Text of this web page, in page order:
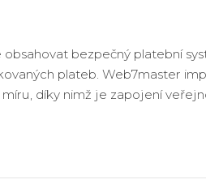
bezpečný platební
plateb. Web7master
díky nimž je zapojení